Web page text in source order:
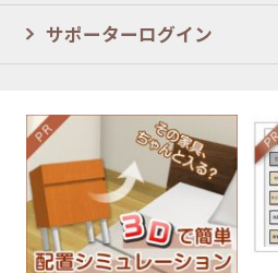
サポーターログイン